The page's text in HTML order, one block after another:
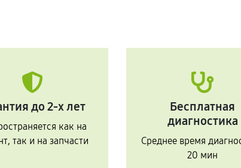
до 2-х лет
как на
так и на запчасти
Бесплатная
диагностика
Среднее время
20 мин